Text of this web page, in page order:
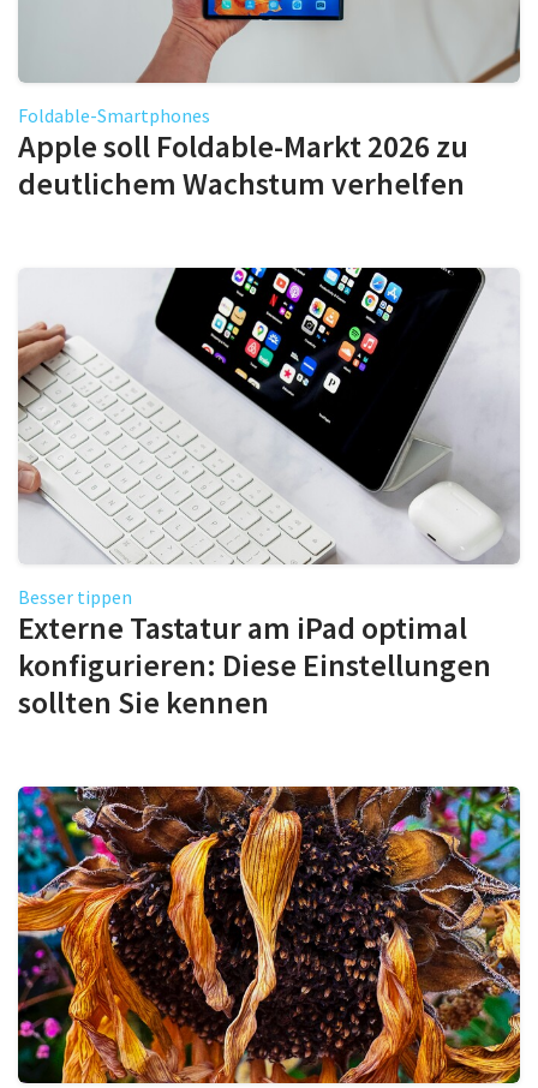
Foldable-Smartphones
Apple soll Foldable-Markt 2026 zu
deutlichem Wachstum verhelfen
Besser tippen
Externe Tastatur am iPad optimal
konfigurieren: Diese Einstellungen
sollten Sie kennen